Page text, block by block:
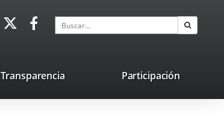
Enlace
aplicación
externa.
Enlace
aplicación
externa.
Buscar
Transparencia Participación